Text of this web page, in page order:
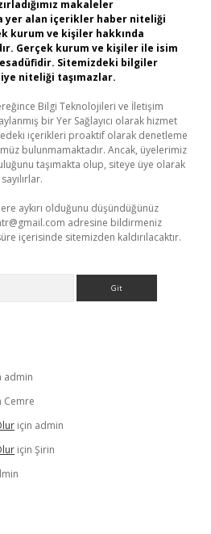
makaleler
yer alan içerikler haber niteliği
kurum ve kişiler hakkında
Gerçek kurum ve kişiler ile isim
Sitemizdeki bilgiler
niteliği taşımazlar.
Bilgi Teknolojileri ve İletişim
bir Yer Sağlayıcı olarak hizmet
içerikleri proaktif olarak denetleme
bulunmamaktadır. Ancak, üyelerimiz
taşımakta olup, siteye üye olarak
aykırı olduğunu düşündüğünüz
adresine bildirmeniz
içerisinde sitemizden kaldırılacaktır.
admin
Cemre
için admin
için Şirin